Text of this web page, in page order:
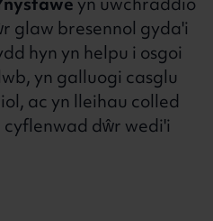
glaw bresennol gyda'i
hyn yn helpu i osgoi
yn galluogi casglu
ac yn lleihau colled
dŵr wedi'i